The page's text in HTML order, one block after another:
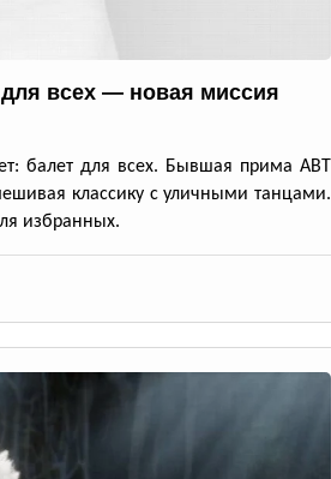
всех — новая миссия
балет для всех. Бывшая прима ABT
классику с уличными танцами.
избранных.